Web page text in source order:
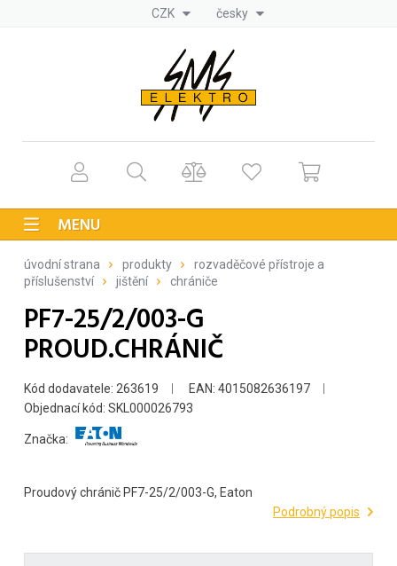
CZK česky
MENU
úvodní strana produkty
rozvaděčové přístroje a
příslušenství
jištění chrániče
PF7-25/2/003-G
PROUD.CHRÁNIČ
Kód dodavatele: 263619
EAN: 4015082636197
Objednací kód: SKL000026793
Značka:
Proudový chránič PF7-25/2/003-G, Eaton
Podrobný popis